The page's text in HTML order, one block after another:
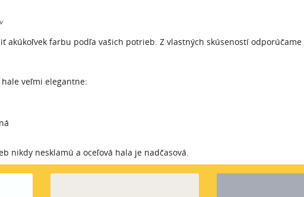
akúkoľvek farbu podľa vašich potrieb. Z vlastných skúseností odporúčame
veľmi elegantne:
nikdy nesklamú a oceľová hala je nadčasová.